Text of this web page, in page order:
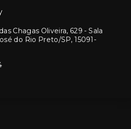
Chagas Oliveira, 629 - Sala
do Rio Preto/SP, 15091-